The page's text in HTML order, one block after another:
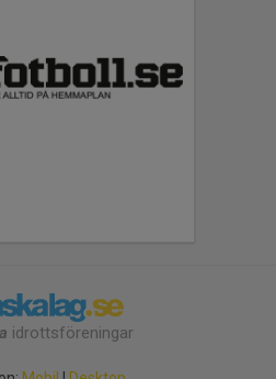
idrottsföreningar